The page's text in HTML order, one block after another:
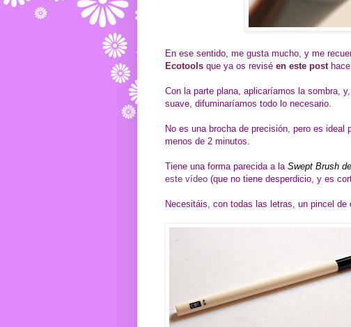
En ese sentido, me gusta mucho, y me
Ecotools que ya os revisé en este posthace
Con la parte plana, aplicaríamos la sombra,
suave, difuminaríamos todo lo necesario.
No es una brocha de precisión, pero es
menos de 2 minutos.
Tiene una forma parecida a la Swept Brush
este vídeo (que no tiene desperdicio, y es
Necesitáis, con todas las letras, un pincel